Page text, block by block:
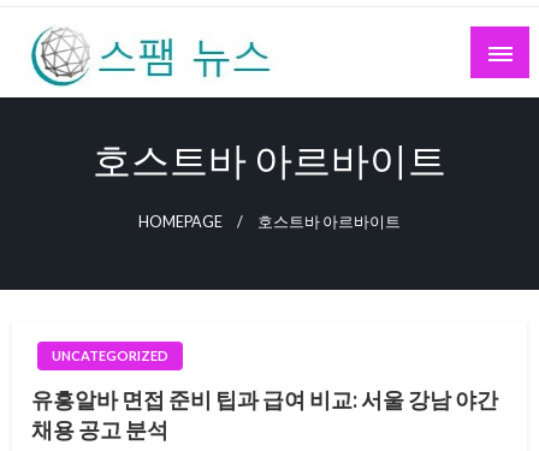
Skip
content
호스트바 아르바이트
HOMEPAGE 호스트바 아르바이트
UNCATEGORIZED
유흥알바 면접 준비 팁과 급여 비교: 서울 강남 야간
채용 공고 분석